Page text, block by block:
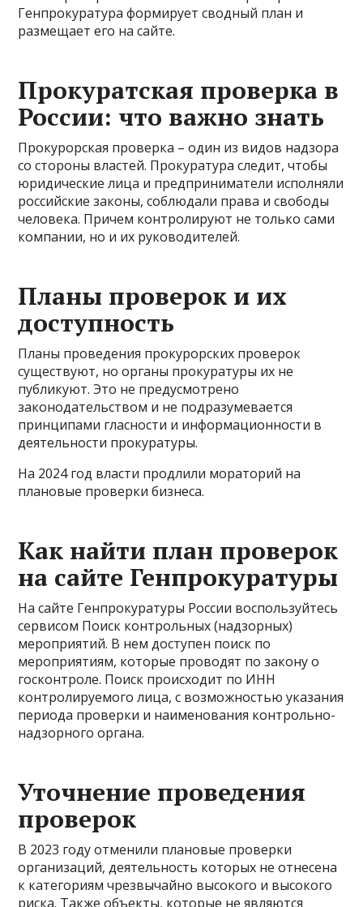
Генпрокуратура формирует сводный план и
размещает его на сайте.
Прокуратская проверка в
России: что важно знать
Прокурорская проверка – один из видов надзора
со стороны властей. Прокуратура следит, чтобы
юридические лица и предприниматели исполняли
российские законы, соблюдали права и свободы
человека. Причем контролируют не только сами
компании, но и их руководителей.
Планы проверок и их
доступность
Планы проведения прокурорских проверок
существуют, но органы прокуратуры их не
публикуют. Это не предусмотрено
законодательством и не подразумевается
принципами гласности и информационности в
деятельности прокуратуры.
На 2024 год власти продлили мораторий на
плановые проверки бизнеса.
Как найти план проверок
на сайте Генпрокуратуры
На сайте Генпрокуратуры России воспользуйтесь
сервисом Поиск контрольных (надзорных)
мероприятий. В нем доступен поиск по
мероприятиям, которые проводят по закону о
госконтроле. Поиск происходит по ИНН
контролируемого лица, с возможностью указания
периода проверки и наименования контрольно-
надзорного органа.
Уточнение проведения
проверок
В 2023 году отменили плановые проверки
организаций, деятельность которых не отнесена
к категориям чрезвычайно высокого и высокого
риска. Также объекты, которые не являются